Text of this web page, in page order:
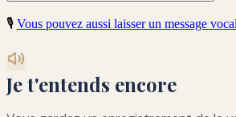
🎙️ Vous pouvez aussi laisser un message
Je t'entends encore